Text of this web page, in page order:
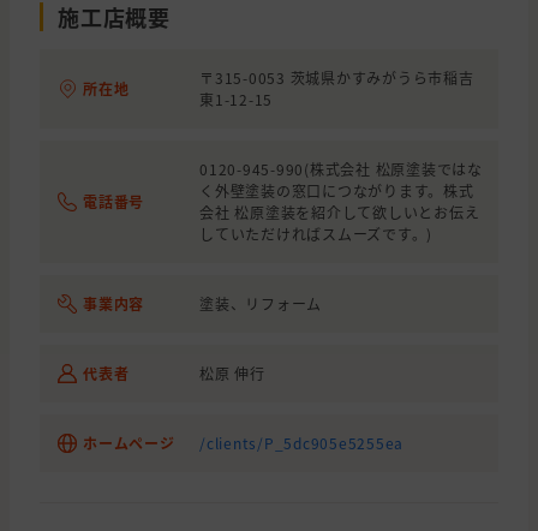
施工店概要
所在地
〒315-0053 茨城県かすみがうら市稲吉
東1-12-15
電話番号
0120-945-990(株式会社 松原塗装ではな
く外壁塗装の窓口につながります。株式
会社 松原塗装を紹介して欲しいとお伝え
していただければスムーズです。)
事業内容 塗装、リフォーム
代表者 松原 伸行
ホームページ /clients/P_5dc905e5255ea